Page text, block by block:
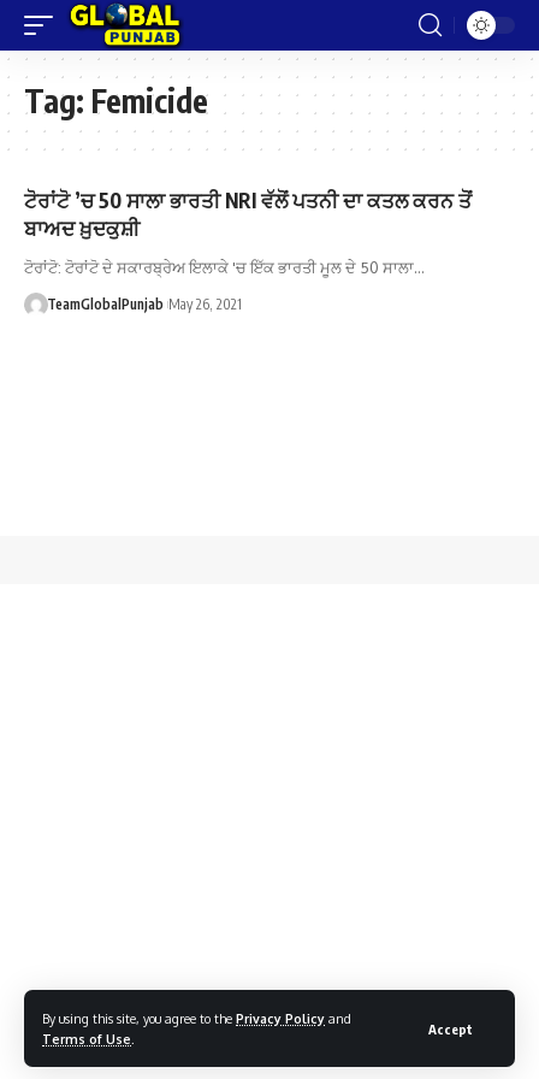
By using this site, you agree to the Privacy Policy and
Terms of Use
Accept
Tag: Femicide
ਟੋਰਾਂਟੋ ’ਚ 50 ਸਾਲਾ ਭਾਰਤੀ NRI ਵੱਲੋਂ ਪਤਨੀ ਦਾ ਕਤਲ ਕਰਨ ਤੋਂ
ਬਾਅਦ ਖ਼ੁਦਕੁਸ਼ੀ
ਟੋਰਾਂਟੋ: ਟੋਰਾਂਟੋ ਦੇ ਸਕਾਰਬ੍ਰੇਅ ਇਲਾਕੇ 'ਚ ਇੱਕ ਭਾਰਤੀ ਮੂਲ ਦੇ 50 ਸਾਲਾ…
TeamGlobalPunjab May 26, 2021